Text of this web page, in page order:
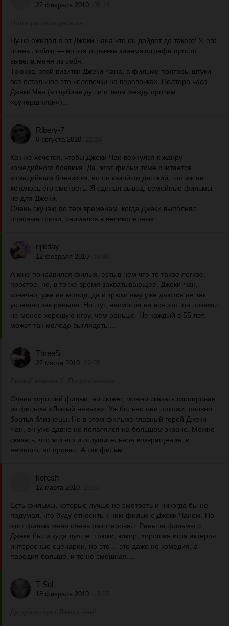
22 февраля 2010
Ну не ожидал я от Джеки Чана что он дойдет до такого! Я его
очень люблю — но эта отрыжка кинематографа просто
вывела меня из себя.
Трюков, этой визитки Джеки Чана, в фильме полторы штуки —
все остальное это человечки на веревочках. Полтора часа
Джеки Чан (в глубине души и тела между прочим
«супершпион»)...
Ribery-7
6 августа 2010
Как же хочется, чтобы Джеки Чан вернулся к жанру
комедийного боевика. Да, этот фильм тоже считается
комедийным боевиком, но он какой-то детский, что аж не
хотелось его смотреть. Я сделал вывод: семейные фильмы
не для Джеки.
Очень скучаю по тем временам, когда Джеки выполнял
опасные трюки, снимался в великолепных...
rijikday
12 февраля 2010
А мне понравился фильм, есть в нем что-то такое легкое,
простое, но, в то же время захватывающее. Джеки Чан,
конечно, уже не молод, да и трюки ему уже даются не так
успешно как раньше. Но, тут, несмотря на все это, он показал
не менее хорошую игру, чем раньше. Не каждый в 55 лет,
может так молодо выглядеть,...
ThreeS
22 марта 2010
Очень хороший фильм, но сюжет, можно сказать скопирован
из фильма «Лысый нянька». Уж больно они похожи, словно
братья близнецы. Но в этом фильме главный герой Джеки
Чан, он уже давно не появлялся на большом экране. Можно
сказать, что это его и оглушительное возвращение, и
немного, но провал. А так фильм...
koresh
12 марта 2010
Есть фильмы, которые лучше не смотреть и никогда бы не
подумал, что буду относить к ним фильм с Джеки Чаном. Но
этот фильм меня очень разочаровал. Раньше фильмы с
Джеки были куда лучше: трюки, юмор, хорошая игра актёров,
интересные сценарии, но это… это даже не комедия, а
пародия больше, и то не смешная....
T-Sol
18 февраля 2010